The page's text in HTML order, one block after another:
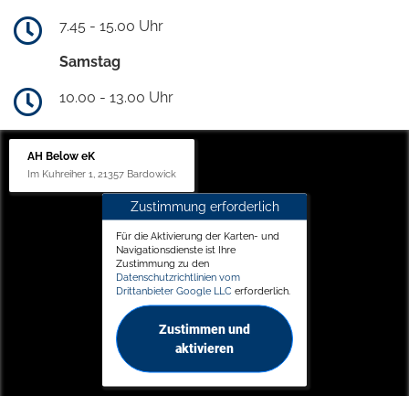
7.45 - 15.00 Uhr
Samstag
10.00 - 13.00 Uhr
AH Below eK
Im Kuhreiher 1, 21357 Bardowick
Zustimmung erforderlich
Für die Aktivierung der Karten- und
Navigationsdienste ist Ihre
Zustimmung zu den
Datenschutzrichtlinien vom
Drittanbieter Google LLC erforderlich.
Zustimmen und
aktivieren